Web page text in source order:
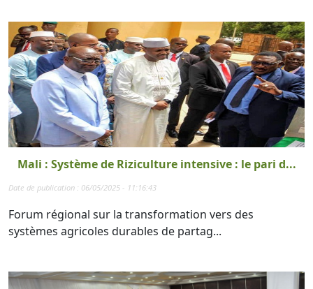
Mali : Système de Riziculture intensive : le pari d...
Date de publication : 06/05/2025 - 11:16:43
Forum régional sur la transformation vers des
systèmes agricoles durables de partag...